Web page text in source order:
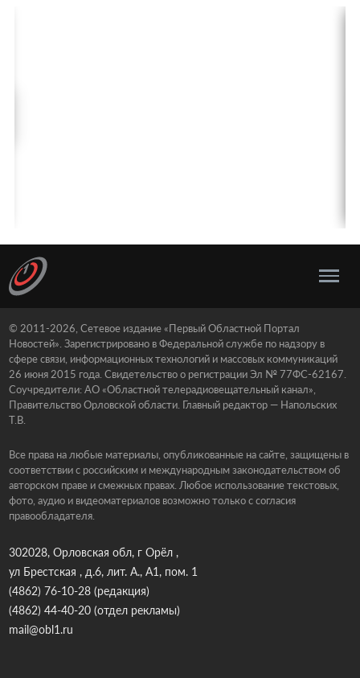
© 2011-2026, Сетевое издание «Первый Областной Портал
Новостей». Зарегистрировано в Федеральной службе по надзору в
сфере связи, информационных технологий и массовых коммуникаций
26 июня 2015 года. Свидетельство о регистрации Эл № 77ФС-62167.
Соучредители: АО «Областной телерадиовещательный канал»,
Правительство Орловской области. Главный редактор — Напольских
Т.В.
Все права на любые материалы, опубликованные на сайте, защищены в
соответствии с российским и международным законодательством об
авторском праве и смежных правах. Любое использование текстовых,
фото, аудио и видеоматериалов возможно только с согласия
правообладателя.
302028, Орловская обл, г Орёл ,
ул Брестская , д.6, лит. А., А1, пом. 1
(4862) 76-10-28(редакция)
(4862) 44-40-20(отдел рекламы)
mail@obl1.ru